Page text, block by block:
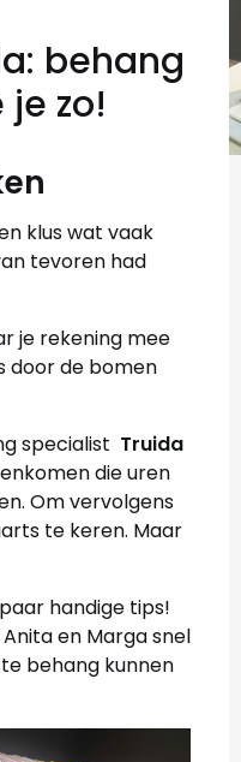
behang
zo!
klus wat vaak
tevoren had
je rekening mee
door de bomen
specialist Truida
die uren
Om vervolgens
te keren. Maar
handige tips!
en Marga snel
behang kunnen